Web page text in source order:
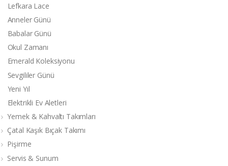
Lefkara Lace
Anneler Günü
Babalar Günü
Okul Zamanı
Emerald Koleksiyonu
Sevgililer Günü
Yeni Yıl
Elektrikli Ev Aletleri
Yemek & Kahvaltı Takımları
Çatal Kaşık Bıçak Takımı
Pişirme
Servis & Sunum